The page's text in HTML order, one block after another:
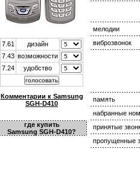
7.61
дизайн
7.43 возможности
7.24
удобство
Комментарии к Samsung
SGH-D410
где купить
Samsung SGH-D410?
мелодии
виброзвонок
память
набранные
принятые
пропущенные